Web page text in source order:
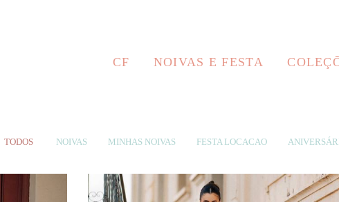
CF NOIVAS E FESTA
TODOS NOIVAS MINHAS NOIVAS FESTA LOCACAO